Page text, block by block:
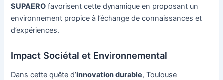
SUPAERO favorisent cette dynamique en proposant un
environnement propice à l’échange de connaissances et
d’expériences.
Impact Sociétal et Environnemental
Dans cette quête d’innovation durable, Toulouse